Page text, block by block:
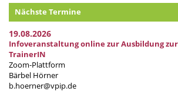
Nächste Termine
19.08.2026
Infoveranstaltung online zur Ausbildung
TrainerIN
Zoom-Plattform
Bärbel Hörner
b.hoerner@vpip.de